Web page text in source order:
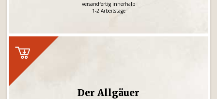
versandfertig innerhalb
1-2 Arbeitstage
Der Allgäuer